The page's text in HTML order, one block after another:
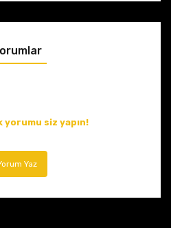
yorumu siz yapın!
Yaz